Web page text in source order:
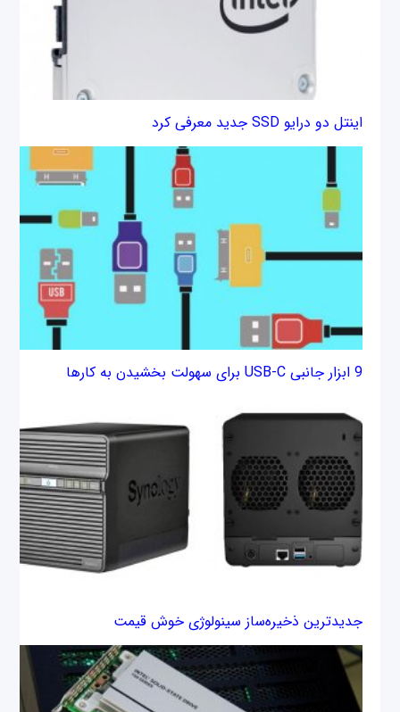
اینتل دو درایو SSD جدید معرفی کرد
9 ابزار جانبی USB-C برای سهولت بخشیدن به کارها
جدیدترین ذخیره‌ساز سینولوژی خوش قیمت